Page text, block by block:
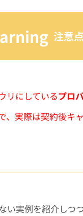
注意点
リにしているプロ
、実際は契約後キ
実例を紹介しつつ